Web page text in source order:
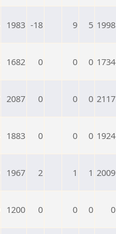
1983 -18 9 5 1998
1682 0 0 0 1734
2087 0 0 0 2117
1883 0 0 0 1924
1967 2 1 1 2009
1200 0 0 0 0